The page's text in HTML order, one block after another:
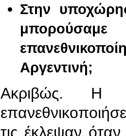
Στην
Αργεντινή;
Ακριβώς. Η
τις έκλεψαν